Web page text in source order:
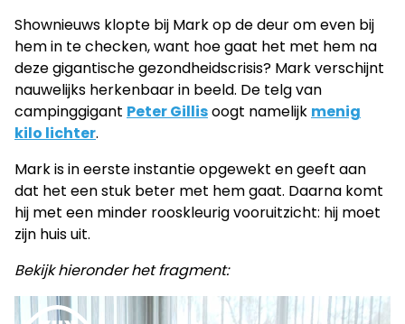
Shownieuws klopte bij Mark op de deur om even bij
hem in te checken, want hoe gaat het met hem na
deze gigantische gezondheidscrisis? Mark verschijnt
nauwelijks herkenbaar in beeld. De telg van
campinggigant Peter Gillisoogt namelijk menig
kilo lichter.
Mark is in eerste instantie opgewekt en geeft aan
dat het een stuk beter met hem gaat. Daarna komt
hij met een minder rooskleurig vooruitzicht: hij moet
zijn huis uit.
Bekijk hieronder het fragment: